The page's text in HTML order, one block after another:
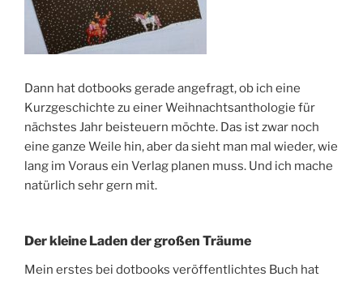
Dann hat dotbooks gerade angefragt, ob ich eine
Kurzgeschichte zu einer Weihnachtsanthologie für
nächstes Jahr beisteuern möchte. Das ist zwar noch
eine ganze Weile hin, aber da sieht man mal wieder, wie
lang im Voraus ein Verlag planen muss. Und ich mache
natürlich sehr gern mit.
Der kleine Laden der großen Träume
Mein erstes bei dotbooks veröffentlichtes Buch hat